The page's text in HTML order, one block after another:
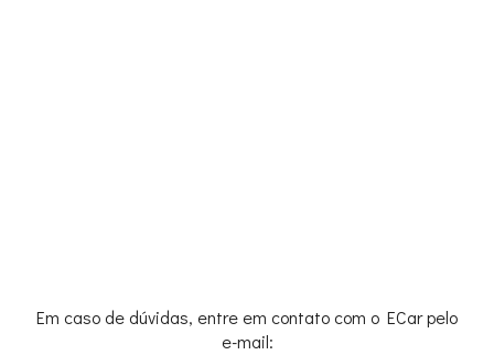
Em caso de dúvidas, entre em contato com o ECar pelo
e-mail: